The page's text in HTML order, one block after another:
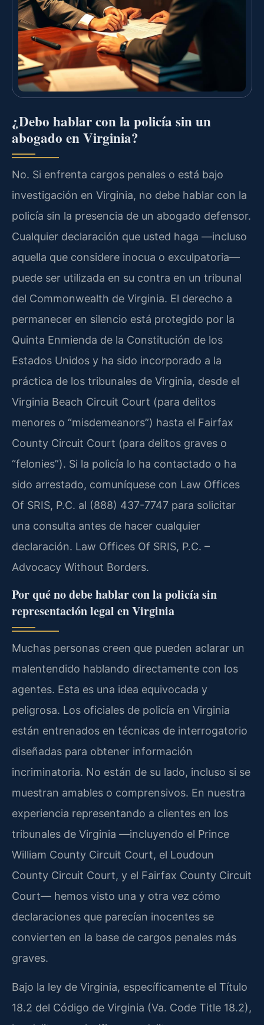
¿Debo hablar con la policía sin un
abogado en Virginia?
No. Si enfrenta cargos penales o está bajo
investigación en Virginia, no debe hablar con la
policía sin la presencia de un abogado defensor.
Cualquier declaración que usted haga —incluso
aquella que considere inocua o exculpatoria—
puede ser utilizada en su contra en un tribunal
del Commonwealth de Virginia. El derecho a
permanecer en silencio está protegido por la
Quinta Enmienda de la Constitución de los
Estados Unidos y ha sido incorporado a la
práctica de los tribunales de Virginia, desde el
Virginia Beach Circuit Court (para delitos
menores o “misdemeanors”) hasta el Fairfax
County Circuit Court (para delitos graves o
“felonies”). Si la policía lo ha contactado o ha
sido arrestado, comuníquese con Law Offices
Of SRIS, P.C. al (888) 437-7747 para solicitar
una consulta antes de hacer cualquier
declaración. Law Offices Of SRIS, P.C. –
Advocacy Without Borders.
Por qué no debe hablar con la policía sin
representación legal en Virginia
Muchas personas creen que pueden aclarar un
malentendido hablando directamente con los
agentes. Esta es una idea equivocada y
peligrosa. Los oficiales de policía en Virginia
están entrenados en técnicas de interrogatorio
diseñadas para obtener información
incriminatoria. No están de su lado, incluso si se
muestran amables o comprensivos. En nuestra
experiencia representando a clientes en los
tribunales de Virginia —incluyendo el Prince
William County Circuit Court, el Loudoun
County Circuit Court, y el Fairfax County Circuit
Court— hemos visto una y otra vez cómo
declaraciones que parecían inocentes se
convierten en la base de cargos penales más
graves.
Bajo la ley de Virginia, específicamente el Título
18.2 del Código de Virginia (Va. Code Title 18.2),